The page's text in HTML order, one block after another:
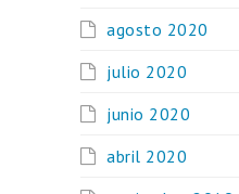
agosto 2020
julio 2020
junio 2020
abril 2020